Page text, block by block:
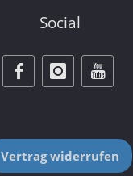
Social
Vertrag widerrufen